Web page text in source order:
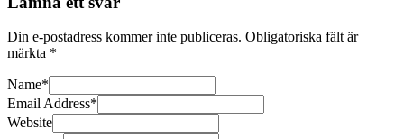
Din e-postadress kommer inte publiceras. Obligatoriska fält är
märkta *
Name*
Email Address*
Website